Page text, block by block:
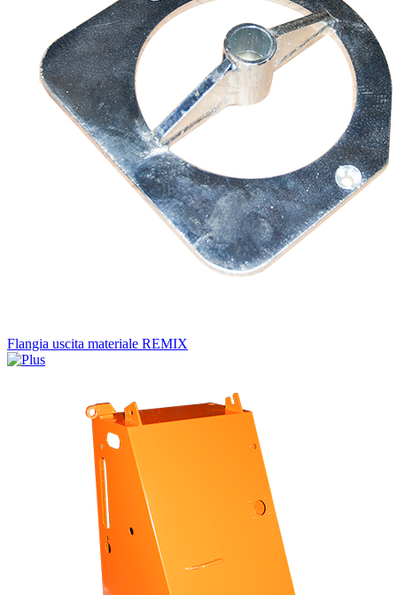
Flangia uscita materiale REMIX